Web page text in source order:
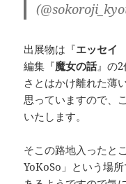
出展物は『エッセイ
編集『魔女の話』の
さとはかけ離れた薄
思っていますので、
いたします。
そこの路地入ったと
YoKoSo」という場